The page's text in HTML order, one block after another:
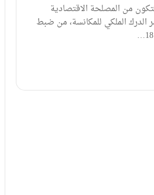
من المصلحة الاقتصادية
الدرك الملكي للمكانسة، من ضبط